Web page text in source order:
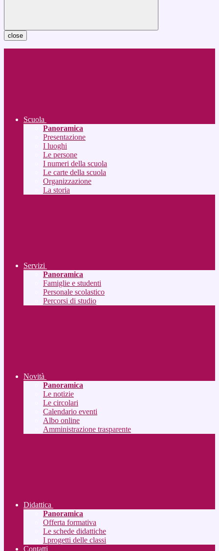
close
Scuola
Panoramica
Presentazione
I luoghi
Le persone
I numeri della scuola
Le carte della scuola
Organizzazione
La storia
Servizi
Panoramica
Famiglie e studenti
Personale scolastico
Percorsi di studio
Novità
Panoramica
Le notizie
Le circolari
Calendario eventi
Albo online
Amministrazione trasparente
Didattica
Panoramica
Offerta formativa
Le schede didattiche
I progetti delle classi
Contatti